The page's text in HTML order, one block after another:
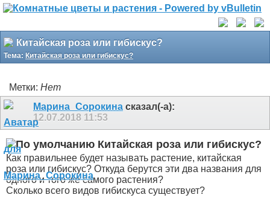
Китайская роза или гибискус?
Тема: Китайская роза или гибискус?
Метки: Нет
Марина_Сорокина сказал(-а):
12.07.2018 11:53
Китайская роза или гибискус?
Как правильнее будет называть растение, китайская
роза или гибискус? Откуда берутся эти два названия для
одного и того же самого растения?
Сколько всего видов гибискуса существует?